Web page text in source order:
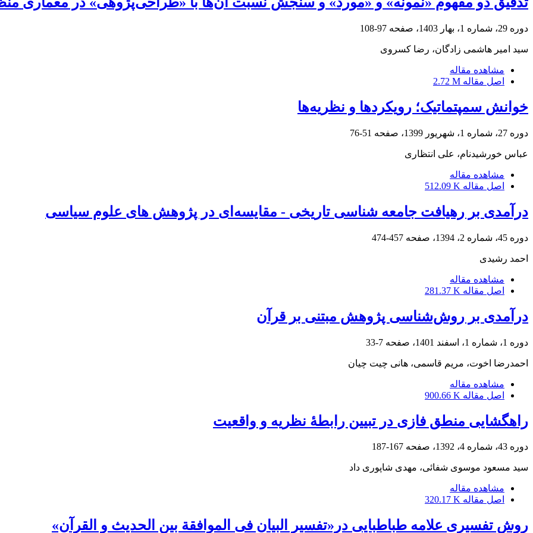
دوره 29، شماره 1، بهار 1403، صفحه 97-108
سید امیر هاشمی زادگان، رضا کسروی
مشاهده مقاله
اصل مقاله 2.72 M
خوانش سمپتماتیک؛ رویکردها و نظریه‌ها
دوره 27، شماره 1، شهریور 1399، صفحه 51-76
عباس خورشیدنام، علی انتظاری
مشاهده مقاله
اصل مقاله 512.09 K
درآمدی بر رهیافت جامعه‏ شناسی تاریخی - مقایسه‌ای در پژوهش های علوم سیاسی
دوره 45، شماره 2، 1394، صفحه 457-474
احمد رشیدی
مشاهده مقاله
اصل مقاله 281.37 K
درآمدی بر روش‌شناسی پژوهش مبتنی بر قرآن
دوره 1، شماره 1، اسفند 1401، صفحه 7-33
احمدرضا اخوت، مریم قاسمی، هانی چیت چیان
مشاهده مقاله
اصل مقاله 900.66 K
راهگشایی منطق فازی در تبیین رابطۀ نظریه و واقعیت
دوره 43، شماره 4، 1392، صفحه 167-187
سید مسعود موسوی شفائی، مهدی شاپوری داد
مشاهده مقاله
اصل مقاله 320.17 K
روش تفسیری علامه طباطبایی در«تفسیر البیان فی الموافقة بین الحدیث و القرآن»